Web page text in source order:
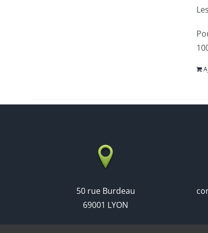
50 rue Burdeau
69001 LYON